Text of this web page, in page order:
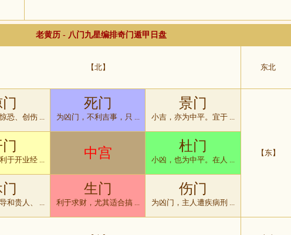
老黄历 - 八门九星编排奇门遁甲日盘
【北】 东北
恐、创伤 ...
死门
为凶门，不利吉事，只 ...
景门
小吉，亦为中平。宜于 ...
【东】
于开业经 ... 中宫 杜门
小凶，也为中平。在人 ...
和贵人、 ...
生门
利于求财，尤其适合搞 ...
伤门
为凶门，主人遭疾病刑 ...